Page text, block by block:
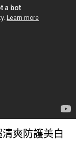
清爽防護美白